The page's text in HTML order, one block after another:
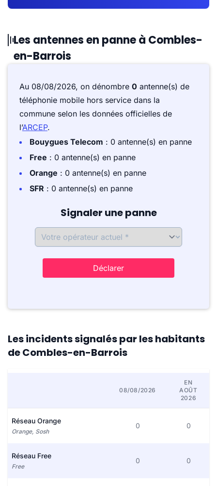
Les antennes en panne à Combles-
en-Barrois
Au 08/08/2026, on dénombre 0 antenne(s) de
téléphonie mobile hors service dans la
commune selon les données officielles de
l’ARCEP.
Bouygues Telecom : 0 antenne(s) en panne
Free : 0 antenne(s) en panne
Orange : 0 antenne(s) en panne
SFR : 0 antenne(s) en panne
Signaler une panne
Déclarer
Les incidents signalés par les habitants
de Combles-en-Barrois
08/08/2026
EN
AOÛT
2026
Réseau Orange
Orange, Sosh
0 0
Réseau Free
Free
0 0